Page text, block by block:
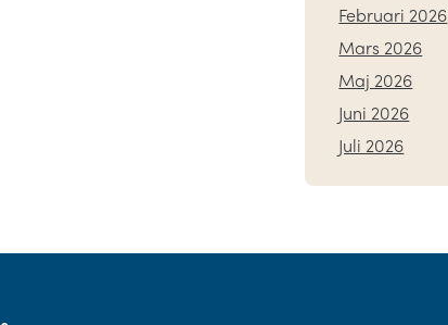
Februari 2026
Mars 2026
Maj 2026
Juni 2026
Juli 2026